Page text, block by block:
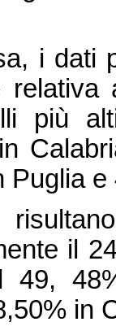
i dati
più
Puglia
il
49,
in